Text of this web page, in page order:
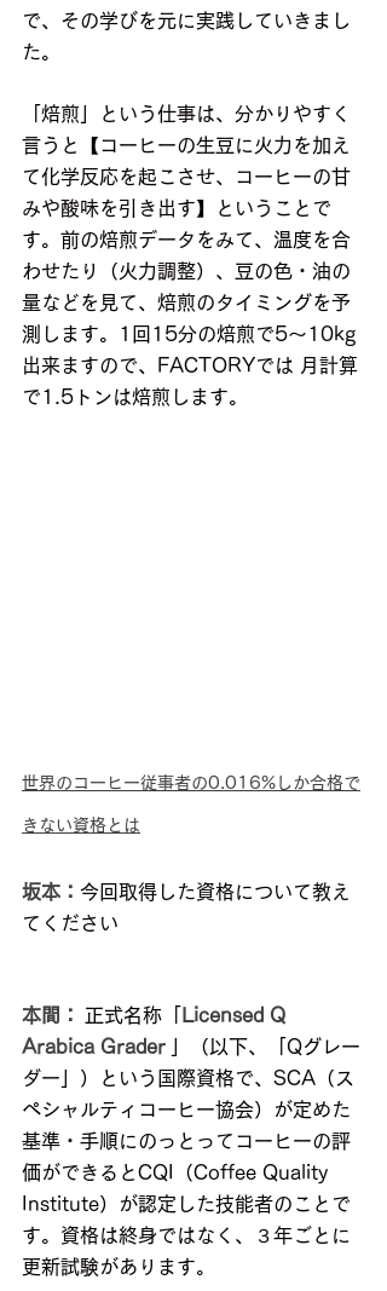
で、その学びを元に実践していきまし
た。
「焙煎」という仕事は、分かりやすく
言うと【コーヒーの生豆に火力を加え
て化学反応を起こさせ、コーヒーの甘
みや酸味を引き出す】ということで
す。前の焙煎データをみて、温度を合
わせたり（火力調整）、豆の色・油の
量などを見て、焙煎のタイミングを予
測します。1回15分の焙煎で5〜10kg
出来ますので、FACTORYでは 月計算
で1.5トンは焙煎します。
世界のコーヒー従事者の0.016%しか合格で
きない資格とは
坂本： 今回取得した資格について教え
てください
本間： 正式名称「
Licensed Q
Arabica Grader 」（以下、「Qグレー
ダー」）という国際資格で、SCA（ス
ペシャルティコーヒー協会）が定めた
基準・手順にのっとってコーヒーの評
価ができるとCQI（Coffee Quality
Institute）が認定した技能者のことで
す。資格は終身ではなく、３年ごとに
更新試験があります。